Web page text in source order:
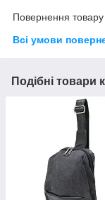
Повернення
Всі умови
Подібні товари